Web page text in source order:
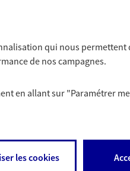
choisir la bonnecompagnie
Que vous soyez jeune
pour vous aider à choisir
sinistre, votre
qui nous
de nos campagnes.
en allant sur "Paramétrer
les cookies